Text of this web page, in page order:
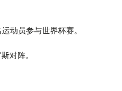
动员参与世界杯赛。
对阵。